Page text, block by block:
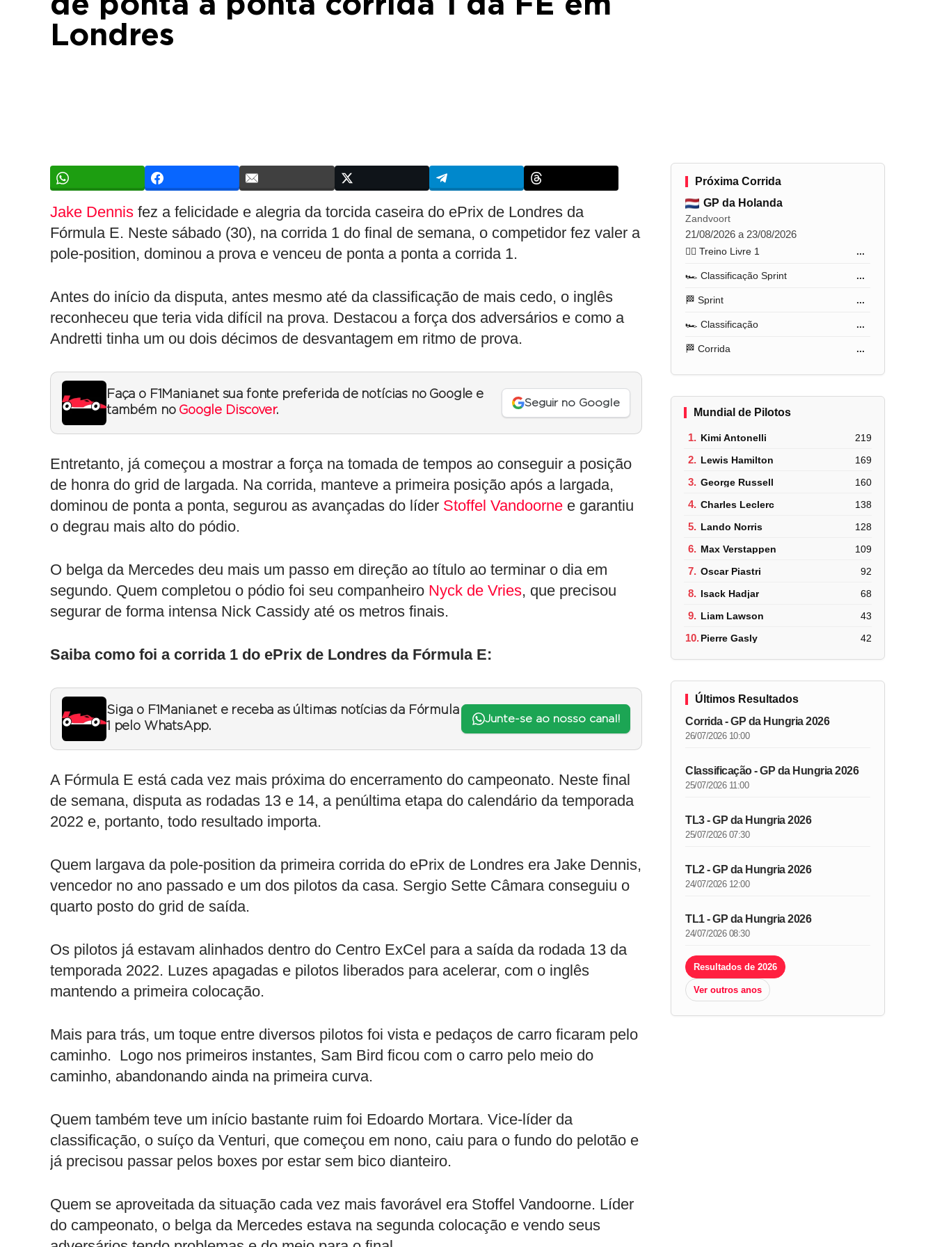
Londres
Jake Dennis fez a felicidade e alegria da torcida caseira do ePrix de Londres da
Fórmula E. Neste sábado (30), na corrida 1 do final de semana, o competidor fez valer a
pole-position, dominou a prova e venceu de ponta a ponta a corrida 1.
Antes do início da disputa, antes mesmo até da classificação de mais cedo, o inglês
reconheceu que teria vida difícil na prova. Destacou a força dos adversários e como a
Andretti tinha um ou dois décimos de desvantagem em ritmo de prova.
Faça o F1Mania.net sua fonte preferida de notícias no Google e
também no Google Discover.
Seguir no Google
Entretanto, já começou a mostrar a força na tomada de tempos ao conseguir a posição
de honra do grid de largada. Na corrida, manteve a primeira posição após a largada,
dominou de ponta a ponta, segurou as avançadas do líder Stoffel Vandoorne e garantiu
o degrau mais alto do pódio.
O belga da Mercedes deu mais um passo em direção ao título ao terminar o dia em
segundo. Quem completou o pódio foi seu companheiro Nyck de Vries, que precisou
segurar de forma intensa Nick Cassidy até os metros finais.
Saiba como foi a corrida 1 do ePrix de Londres da Fórmula E:
Siga o F1Mania.net e receba as últimas notícias da Fórmula
1 pelo WhatsApp.
Junte-se ao nosso canal!
A Fórmula E está cada vez mais próxima do encerramento do campeonato. Neste final
de semana, disputa as rodadas 13 e 14, a penúltima etapa do calendário da temporada
2022 e, portanto, todo resultado importa.
Quem largava da pole-position da primeira corrida do ePrix de Londres era Jake Dennis,
vencedor no ano passado e um dos pilotos da casa. Sergio Sette Câmara conseguiu o
quarto posto do grid de saída.
Os pilotos já estavam alinhados dentro do Centro ExCel para a saída da rodada 13 da
temporada 2022. Luzes apagadas e pilotos liberados para acelerar, com o inglês
mantendo a primeira colocação.
Mais para trás, um toque entre diversos pilotos foi vista e pedaços de carro ficaram pelo
caminho. Logo nos primeiros instantes, Sam Bird ficou com o carro pelo meio do
caminho, abandonando ainda na primeira curva.
Quem também teve um início bastante ruim foi Edoardo Mortara. Vice-líder da
classificação, o suíço da Venturi, que começou em nono, caiu para o fundo do pelotão e
já precisou passar pelos boxes por estar sem bico dianteiro.
Quem se aproveitada da situação cada vez mais favorável era Stoffel Vandoorne. Líder
do campeonato, o belga da Mercedes estava na segunda colocação e vendo seus
Próxima Corrida
GP da Holanda
Zandvoort
21/08/2026 a 23/08/2026
🏋️‍♂️ Treino Livre 1 ...
🏎️ Classificação Sprint ...
🏁 Sprint ...
🏎️ Classificação ...
🏁 Corrida ...
Mundial de Pilotos
1. Kimi Antonelli 219
2. Lewis Hamilton 169
3. George Russell 160
4. Charles Leclerc 138
5. Lando Norris 128
6. Max Verstappen 109
7. Oscar Piastri 92
8. Isack Hadjar 68
9. Liam Lawson 43
10.Pierre Gasly 42
Últimos Resultados
Corrida - GP da Hungria 2026
26/07/2026 10:00
Classificação - GP da Hungria 2026
25/07/2026 11:00
TL3 - GP da Hungria 2026
25/07/2026 07:30
TL2 - GP da Hungria 2026
24/07/2026 12:00
TL1 - GP da Hungria 2026
24/07/2026 08:30
Resultados de 2026
Ver outros anos